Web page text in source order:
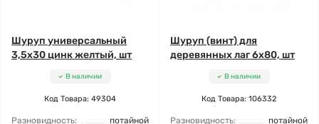
Шуруп универсальный
3,5x30 цинк желтый, шт
В наличии
Код Товара: 49304
Разновидность: потайной
Шуруп (винт) для
деревянных лаг 6x80, шт
В наличии
Код Товара: 106332
Разновидность: потайной